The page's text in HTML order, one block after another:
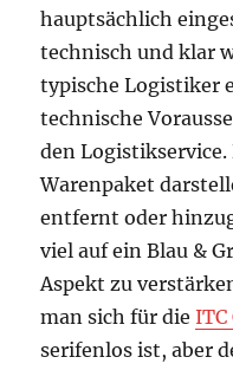
hauptsächlich
technisch und klar
typische Logistiker
technische
den Logistikservice.
Warenpaket
entfernt oder
viel auf ein Blau &
Aspekt zu
man sich für die
serifenlos ist, aber